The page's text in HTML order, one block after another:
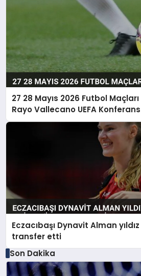
27 28 Mayıs 2026 Futbol
Rayo Vallecano UEFA
Eczacıbaşı Dynavit Alman
transfer etti
Son Dakika